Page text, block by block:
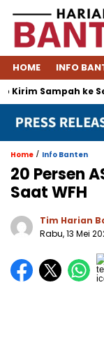
HOME INFO
Sampah ke
Home / Info Banten
20 Persen
Saat WFH
Tim Harian
Rabu, 13 Mei